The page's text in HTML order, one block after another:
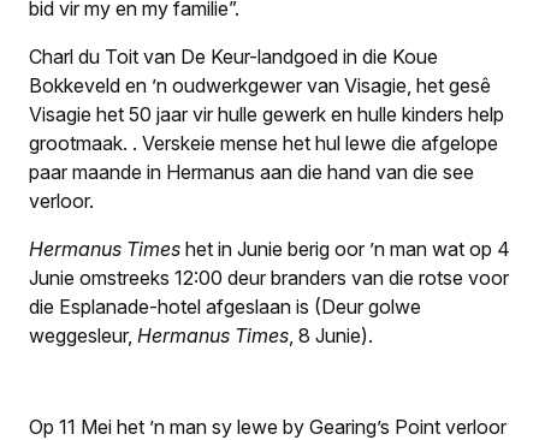
bid vir my en my familie”.
Charl du Toit van De Keur-landgoed in die Koue
Bokkeveld en ’n oudwerkgewer van Visagie, het gesê
Visagie het 50 jaar vir hulle gewerk en hulle kinders help
grootmaak. . Verskeie mense het hul lewe die afgelope
paar maande in Hermanus aan die hand van die see
verloor.
Hermanus Times het in Junie berig oor ’n man wat op 4
Junie omstreeks 12:00 deur branders van die rotse voor
die Esplanade-hotel afgeslaan is (Deur golwe
weggesleur, Hermanus Times, 8 Junie).
Op 11 Mei het ’n man sy lewe by Gearing’s Point verloor